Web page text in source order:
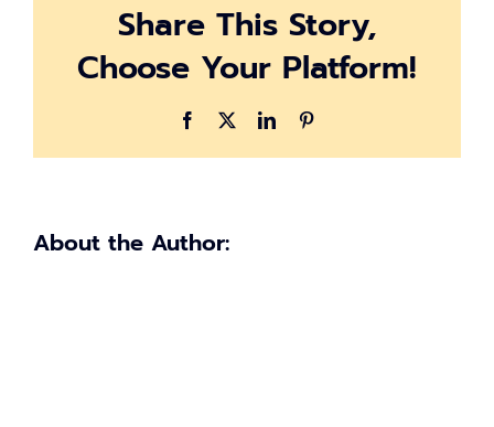
ฉุกเฉิน
ที่
มี
ร้าย
ใน
Share This Story,
Choose Your Platform!
Facebook LinkedIn
About the Author: